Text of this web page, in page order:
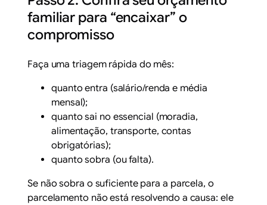
familiar para “encaixar” o
compromisso
Faça uma triagem rápida do mês:
quanto entra (salário/renda e média
mensal);
quanto sai no essencial (moradia,
alimentação, transporte, contas
obrigatórias);
quanto sobra (ou falta).
Se não sobra o suficiente para a parcela, o
parcelamento não está resolvendo a causa: ele